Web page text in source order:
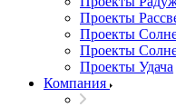
Проекты
Проекты
Проекты
Проекты Удача
Компания